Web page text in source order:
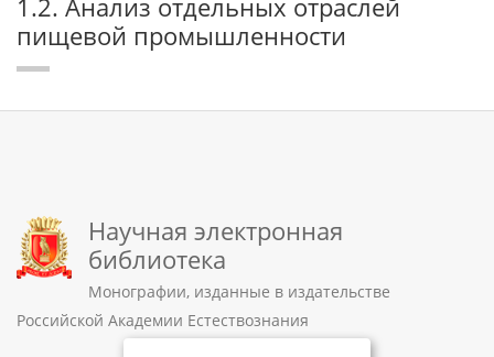
1.2. Анализ отдельных отраслей
пищевой промышленности
Научная электронная
библиотека
Монографии, изданные в издательстве
Российской Академии Естествознания